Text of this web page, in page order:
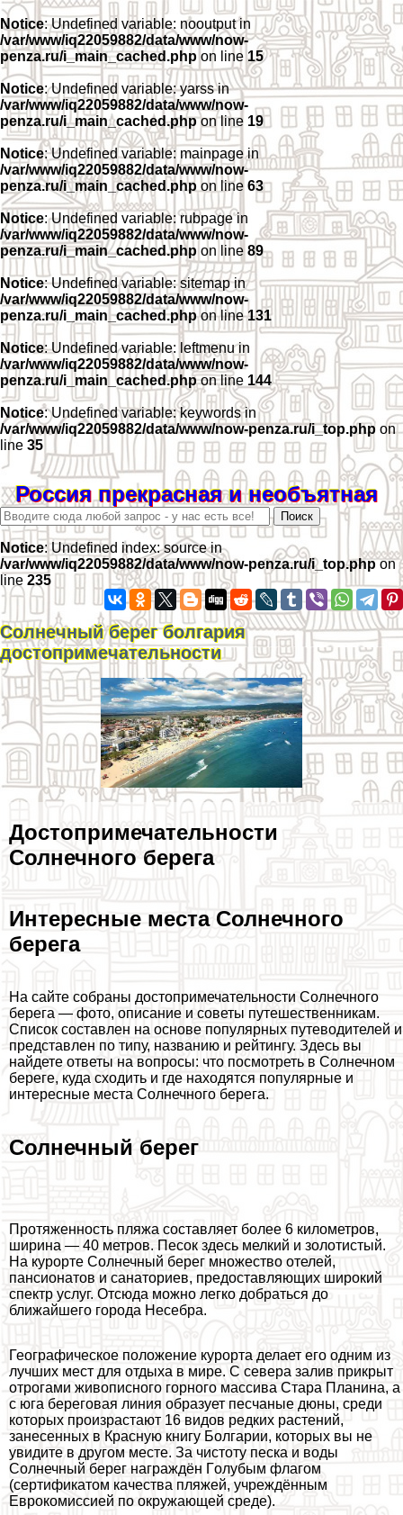
Notice: Undefined variable: nooutput in
/var/www/iq22059882/data/www/now-
penza.ru/i_main_cached.php on line 15
Notice: Undefined variable: yarss in
/var/www/iq22059882/data/www/now-
penza.ru/i_main_cached.phpon line 19
Notice: Undefined variable: mainpage in
/var/www/iq22059882/data/www/now-
penza.ru/i_main_cached.php on line 63
Notice: Undefined variable: rubpage in
/var/www/iq22059882/data/www/now-
penza.ru/i_main_cached.php on line 89
Notice: Undefined variable: sitemap in
/var/www/iq22059882/data/www/now-
penza.ru/i_main_cached.phpon line131
Notice: Undefined variable: leftmenu in
/var/www/iq22059882/data/www/now-
penza.ru/i_main_cached.phpon line 144
Notice: Undefined variable: keywords in
/var/www/iq22059882/data/www/now-penza.ru/i_top.php on
line 35
Россия прекрасная и необъятная
Notice: Undefined index: source in
/var/www/iq22059882/data/www/now-penza.ru/i_top.phpon
line 235
Солнечный берег болгария
достопримечательности
Достопримечательности
Солнечного берега
Интересные места Солнечного
берега
На сайте собраны достопримечательности Солнечного
берега — фото, описание и советы путешественникам.
Список составлен на основе популярных путеводителей и
представлен по типу, названию и рейтингу. Здесь вы
найдете ответы на вопросы: что посмотреть в Солнечном
береге, куда сходить и где находятся популярные и
интересные места Солнечного берега.
Солнечный берег
Протяженность пляжа составляет более 6 километров,
ширина — 40 метров. Песок здесь мелкий и золотистый.
На курорте Солнечный берег множество отелей,
пансионатов и санаториев, предоставляющих широкий
спектр услуг. Отсюда можно легко добраться до
ближайшего города Несебра.
Географическое положение курорта делает его одним из
лучших мест для отдыха в мире. С севера залив прикрыт
отрогами живописного горного массива Стара Планина, а
с юга береговая линия образует песчаные дюны, среди
которых произрастают 16 видов редких растений,
занесенных в Красную книгу Болгарии, которых вы не
увидите в другом месте. За чистоту песка и воды
Солнечный берег награждён Гoлyбым флагом
(сертификатом качества пляжей, учреждённым
Еврокомиссией по окружающей среде).